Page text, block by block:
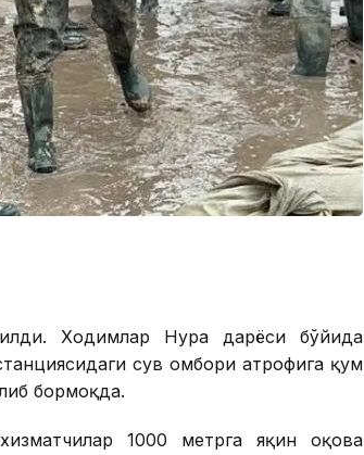
Ходимлар Нура дарёси бўйида
сув омбори атрофига қум
бормоқда.
1000 метрга яқин оқова